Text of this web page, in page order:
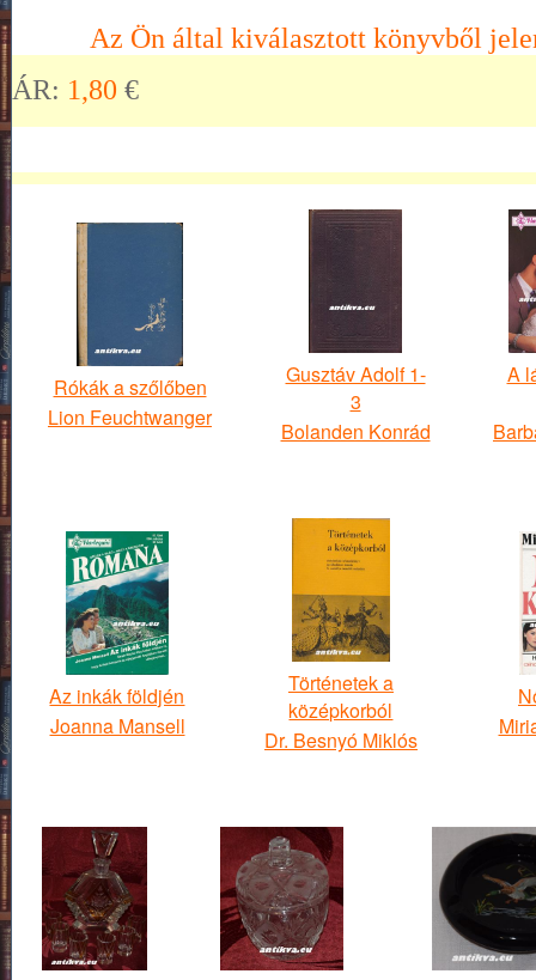
Az Ön által kiválasztott könyvből
ÁR: 1,80 €
Rókák a szőlőben
Lion Feuchtwanger
Gusztáv Adolf 1-
3
Bolanden Konrád
A
Az inkák földjén
Joanna Mansell
Történetek a
középkorból
Dr. Besnyó Miklós